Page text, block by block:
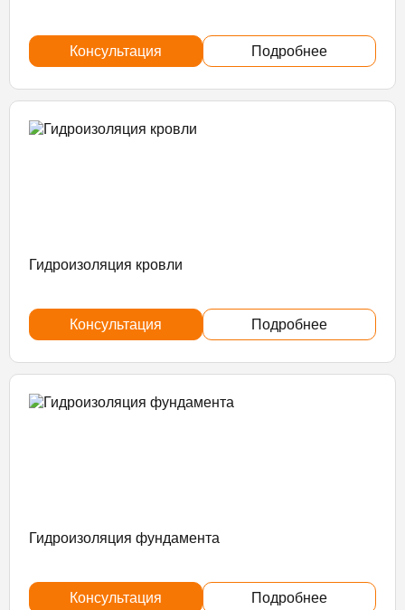
Консультация Подробнее
Гидроизоляция кровли
Консультация Подробнее
Гидроизоляция фундамента
Консультация Подробнее